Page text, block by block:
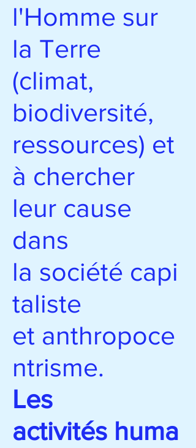
l'Homme sur
la Terre
(climat,
biodiversité,
ressources) et
à chercher
leur cause
dans
la société capi
taliste
et anthropoce
ntrisme.
Les
activités huma